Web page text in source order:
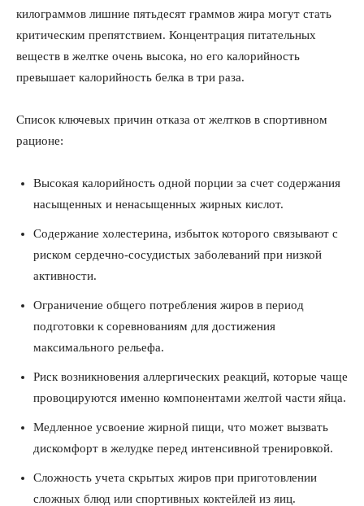
килограммов лишние пятьдесят граммов жира могут стать
критическим препятствием. Концентрация питательных
веществ в желтке очень высока, но его калорийность
превышает калорийность белка в три раза.
Список ключевых причин отказа от желтков в спортивном
рационе:
Высокая калорийность одной порции за счет содержания
насыщенных и ненасыщенных жирных кислот.
Содержание холестерина, избыток которого связывают с
риском сердечно-сосудистых заболеваний при низкой
активности.
Ограничение общего потребления жиров в период
подготовки к соревнованиям для достижения
максимального рельефа.
Риск возникновения аллергических реакций, которые чаще
провоцируются именно компонентами желтой части яйца.
Медленное усвоение жирной пищи, что может вызвать
дискомфорт в желудке перед интенсивной тренировкой.
Сложность учета скрытых жиров при приготовлении
сложных блюд или спортивных коктейлей из яиц.